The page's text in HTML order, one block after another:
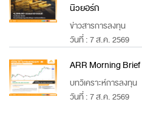
นิวยอร์ก
ข่าวสารการลงทุน
วันที่ : 7 ส.ค. 2569
ARR Morning
บทวิเคราะห์การลงทุน
วันที่ : 7 ส.ค. 2569